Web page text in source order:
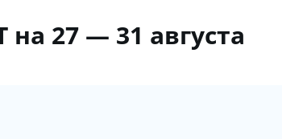
на 27 — 31 августа